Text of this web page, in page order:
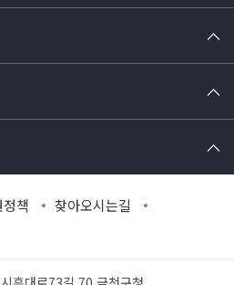
책
찾아오시는길